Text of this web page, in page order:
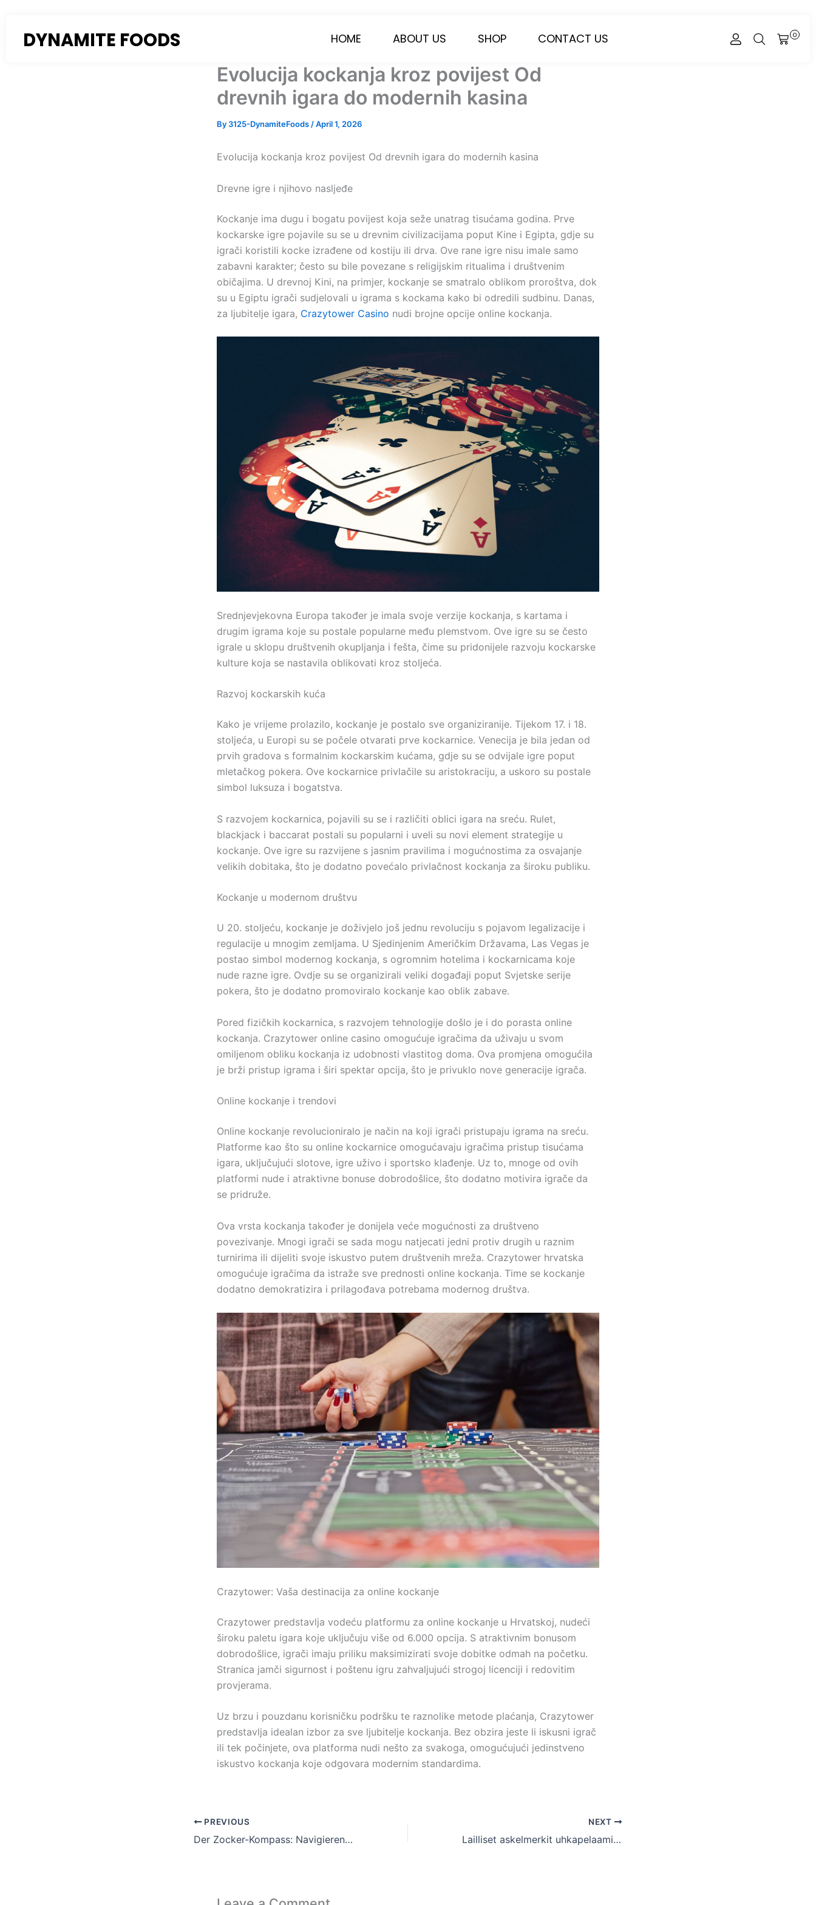
contentDYNAMITE FOODS HOME ABOUT US SHOP CONTACT US 0
CART
Evolucija kockanja kroz povijest Od
drevnih igara do modernih kasina
By 3125-DynamiteFoods /April 1, 2026
Evolucija kockanja kroz povijest Od drevnih igara do modernih kasina
Drevne igre i njihovo nasljeđe
Kockanje ima dugu i bogatu povijest koja seže unatrag tisućama godina. Prve
kockarske igre pojavile su se u drevnim civilizacijama poput Kine i Egipta, gdje su
igrači koristili kocke izrađene od kostiju ili drva. Ove rane igre nisu imale samo
zabavni karakter; često su bile povezane s religijskim ritualima i društvenim
običajima. U drevnoj Kini, na primjer, kockanje se smatralo oblikom proroštva, dok
su u Egiptu igrači sudjelovali u igrama s kockama kako bi odredili sudbinu. Danas,
za ljubitelje igara, Crazytower Casino nudi brojne opcije online kockanja.
Srednjevjekovna Europa također je imala svoje verzije kockanja, s kartama i
drugim igrama koje su postale popularne među plemstvom. Ove igre su se često
igrale u sklopu društvenih okupljanja i fešta, čime su pridonijele razvoju kockarske
kulture koja se nastavila oblikovati kroz stoljeća.
Razvoj kockarskih kuća
Kako je vrijeme prolazilo, kockanje je postalo sve organiziranije. Tijekom 17. i 18.
stoljeća, u Europi su se počele otvarati prve kockarnice. Venecija je bila jedan od
prvih gradova s formalnim kockarskim kućama, gdje su se odvijale igre poput
mletačkog pokera. Ove kockarnice privlačile su aristokraciju, a uskoro su postale
simbol luksuza i bogatstva.
S razvojem kockarnica, pojavili su se i različiti oblici igara na sreću. Rulet,
blackjack i baccarat postali su popularni i uveli su novi element strategije u
kockanje. Ove igre su razvijene s jasnim pravilima i mogućnostima za osvajanje
velikih dobitaka, što je dodatno povećalo privlačnost kockanja za široku publiku.
Kockanje u modernom društvu
U 20. stoljeću, kockanje je doživjelo još jednu revoluciju s pojavom legalizacije i
regulacije u mnogim zemljama. U Sjedinjenim Američkim Državama, Las Vegas je
postao simbol modernog kockanja, s ogromnim hotelima i kockarnicama koje
nude razne igre. Ovdje su se organizirali veliki događaji poput Svjetske serije
pokera, što je dodatno promoviralo kockanje kao oblik zabave.
Pored fizičkih kockarnica, s razvojem tehnologije došlo je i do porasta online
kockanja. Crazytower online casino omogućuje igračima da uživaju u svom
omiljenom obliku kockanja iz udobnosti vlastitog doma. Ova promjena omogućila
je brži pristup igrama i širi spektar opcija, što je privuklo nove generacije igrača.
Online kockanje i trendovi
Online kockanje revolucioniralo je način na koji igrači pristupaju igrama na sreću.
Platforme kao što su online kockarnice omogućavaju igračima pristup tisućama
igara, uključujući slotove, igre uživo i sportsko klađenje. Uz to, mnoge od ovih
platformi nude i atraktivne bonuse dobrodošlice, što dodatno motivira igrače da
se pridruže.
Ova vrsta kockanja također je donijela veće mogućnosti za društveno
povezivanje. Mnogi igrači se sada mogu natjecati jedni protiv drugih u raznim
turnirima ili dijeliti svoje iskustvo putem društvenih mreža. Crazytower hrvatska
omogućuje igračima da istraže sve prednosti online kockanja. Time se kockanje
dodatno demokratizira i prilagođava potrebama modernog društva.
Crazytower: Vaša destinacija za online kockanje
Crazytower predstavlja vodeću platformu za online kockanje u Hrvatskoj, nudeći
široku paletu igara koje uključuju više od 6.000 opcija. S atraktivnim bonusom
dobrodošlice, igrači imaju priliku maksimizirati svoje dobitke odmah na početku.
Stranica jamči sigurnost i poštenu igru zahvaljujući strogoj licenciji i redovitim
provjerama.
Uz brzu i pouzdanu korisničku podršku te raznolike metode plaćanja, Crazytower
predstavlja idealan izbor za sve ljubitelje kockanja. Bez obzira jeste li iskusni igrač
ili tek počinjete, ova platforma nudi nešto za svakoga, omogućujući jedinstveno
iskustvo kockanja koje odgovara modernim standardima.
PREVIOUS
Der Zocker-Kompass: Navigieren in der Welt des Online-Glücksspiels
NEXT
Lailliset askelmerkit uhkapelaamisessa malina kautta